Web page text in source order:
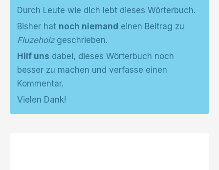
Durch Leute wie dich lebt dieses Wörterbuch.
Bisher hat noch niemand einen Beitrag zu
Fluzeholzgeschrieben.
Hilf uns dabei, dieses Wörterbuch noch
besser zu machen und verfasse einen
Kommentar.
Vielen Dank!